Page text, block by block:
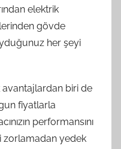
elektrik
gövde
her şeyi
biri de
fiyatlarla
performansını
zorlamadan yedek